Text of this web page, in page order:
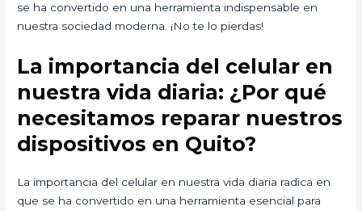
se ha convertido en una herramienta indispensable en
nuestra sociedad moderna. ¡No te lo pierdas!
La importancia del celular en
nuestra vida diaria: ¿Por qué
necesitamos reparar nuestros
dispositivos en Quito?
La importancia del celular en nuestra vida diaria radica en
que se ha convertido en una herramienta esencial para